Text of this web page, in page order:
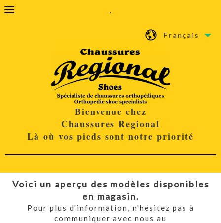
.
Français
Bienvenue chez
Chaussures Regional
Là où vos pieds sont notre priorité
Voici un aperçu des modèles disponibles
en magasin.
Pour plus d'information, n'hésitez pas à
communiquer avec nous au